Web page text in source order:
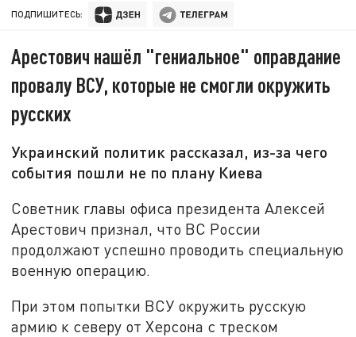
ПОДПИШИТЕСЬ:
Арестович нашёл "гениальное" оправдание
провалу ВСУ, которые не смогли окружить
русских
Украинский политик рассказал, из-за чего
события пошли не по плану Киева
Советник главы офиса президента Алексей
Арестович признал, что ВС России
продолжают успешно проводить специальную
военную операцию.
При этом попытки ВСУ окружить русскую
армию к северу от Херсона с треском